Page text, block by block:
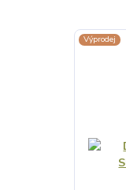
Výprodej